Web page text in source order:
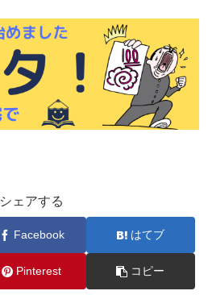
シェアする
Facebook はてブ
Pinterest コピー